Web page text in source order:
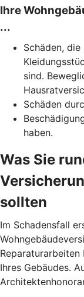
Ihre
...
Schäden,
sind.
Schäden
haben.
Was Sie
sollten
Im Schadensfall
Ihres Gebäudes.